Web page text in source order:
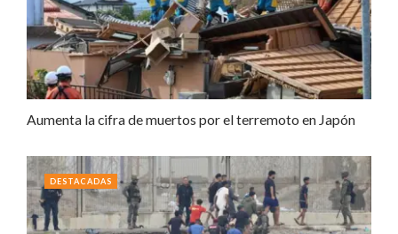
Aumenta la cifra de muertos por el terremoto en Japón
DESTACADAS